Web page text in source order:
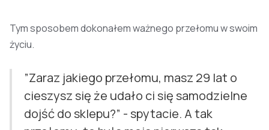
Tym sposobem dokonałem ważnego przełomu w swoim
życiu.
”Zaraz jakiego przełomu, masz 29 lat o
cieszysz się że udało ci się samodzielne
dojść do sklepu?” - spytacie. A tak